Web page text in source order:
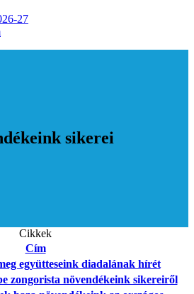
27
sikerei
Cikkek
Cím
együtteseink diadalának hírét
zongorista növendékeink sikereiről